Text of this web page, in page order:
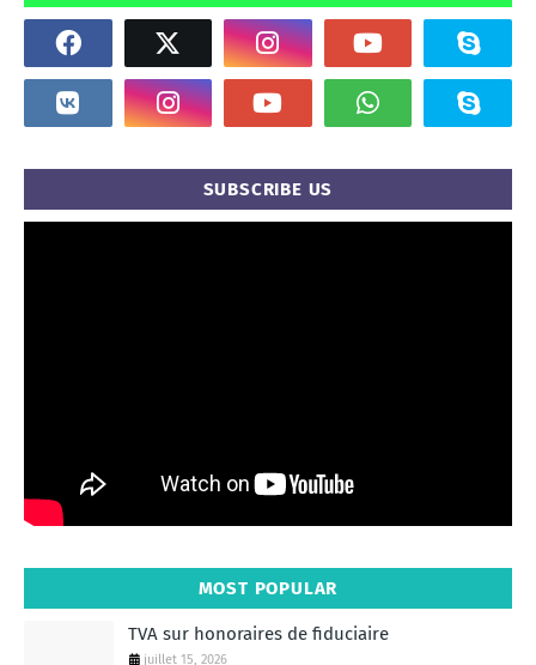
SUBSCRIBE US
MOST POPULAR
TVA sur honoraires de fiduciaire
juillet 15, 2026